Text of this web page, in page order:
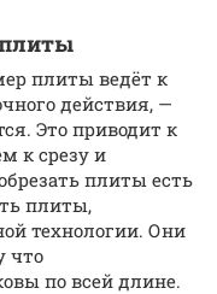
плиты
плиты ведёт к
действия, —
Это приводит к
к срезу и
плиты есть
плиты,
технологии. Они
что
по всей длине.